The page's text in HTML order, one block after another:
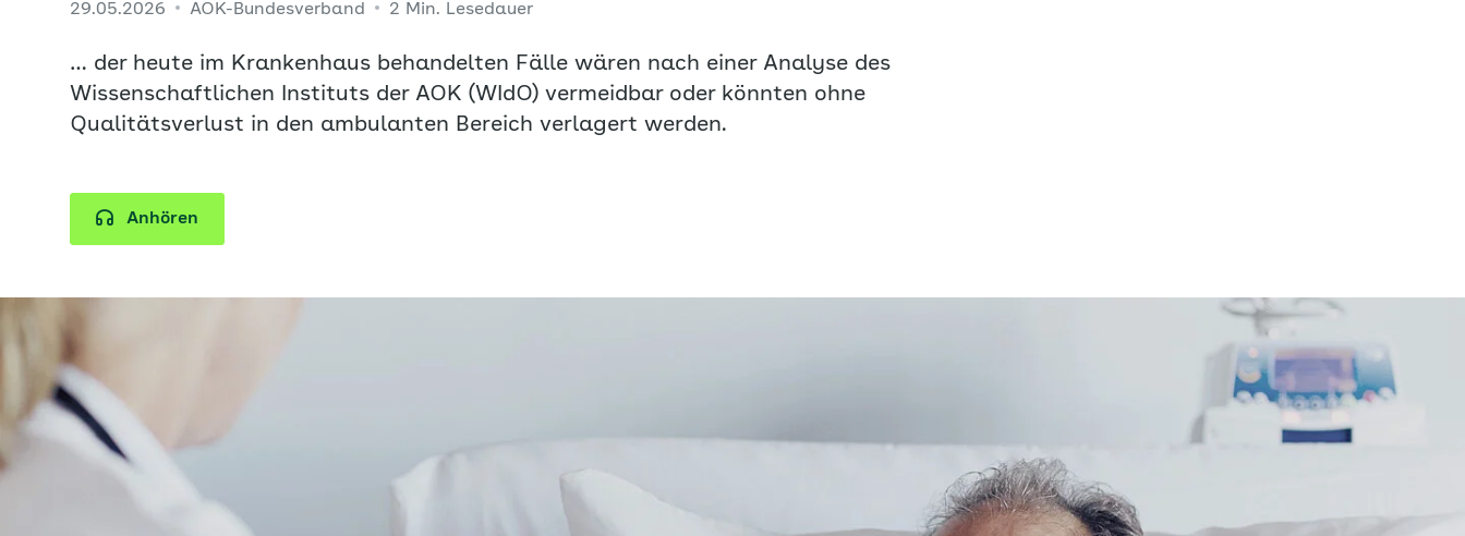
29.05.2026 AOK-Bundesverband 2 Min. Lesedauer
… der heute im Krankenhaus behandelten Fälle wären nach einer Analyse des
Wissenschaftlichen Instituts der AOK (WIdO) vermeidbar oder könnten ohne
Qualitätsverlust in den ambulanten Bereich verlagert werden.
Anhören